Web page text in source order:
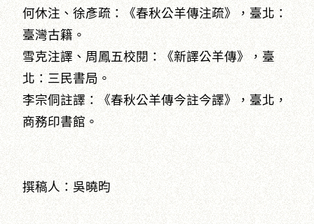
何休注、徐彥疏：《春秋公羊傳注疏》，臺北：
臺灣古籍。
雪克注譯、周鳳五校閱：《新譯公羊傳》，臺
北：三民書局。
李宗侗註譯：《春秋公羊傳今註今譯》，臺北，
商務印書館。
撰稿人：吳曉昀